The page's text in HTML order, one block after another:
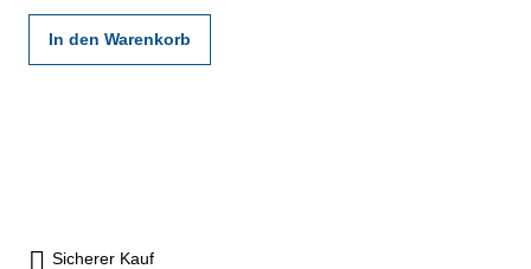
In den Warenkorb
Sicherer Kauf